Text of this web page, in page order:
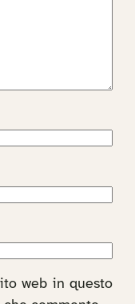
web in questo